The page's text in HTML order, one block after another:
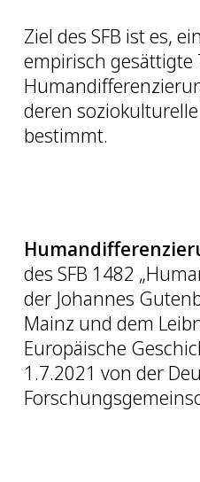
Ziel des SFB ist es,
empirisch gesättigte
deren
bestimmt.
des SFB 1482
der Johannes
Mainz und dem
Europäische
1.7.2021 von der